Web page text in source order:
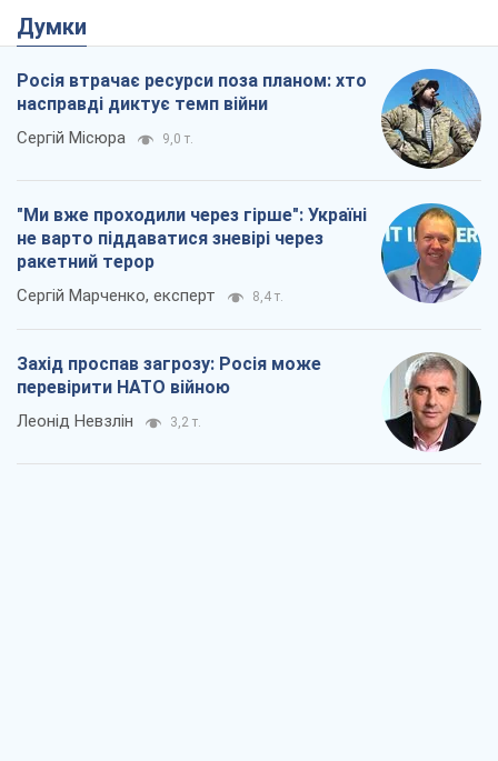
Думки
Росія втрачає ресурси поза планом: хто
насправді диктує темп війни
Сергій Місюра 9,0 т.
"Ми вже проходили через гірше": Україні
не варто піддаватися зневірі через
ракетний терор
Сергій Марченко, експерт 8,4 т.
Захід проспав загрозу: Росія може
перевірити НАТО війною
Леонід Невзлін 3,2 т.